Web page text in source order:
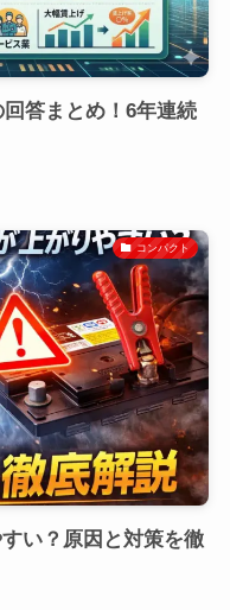
答まとめ！6年連続
コンパクト
い？原因と対策を徹